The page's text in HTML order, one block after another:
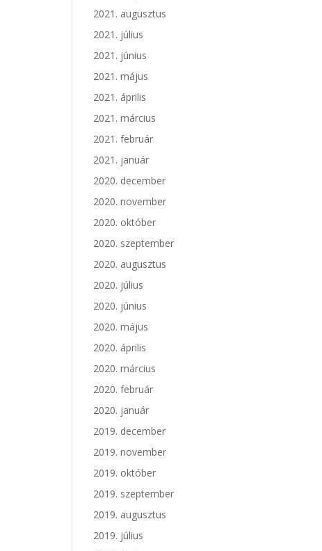
2021. augusztus
2021. július
2021. június
2021. május
2021. április
2021. március
2021. február
2021. január
2020. december
2020. november
2020. október
2020. szeptember
2020. augusztus
2020. július
2020. június
2020. május
2020. április
2020. március
2020. február
2020. január
2019. december
2019. november
2019. október
2019. szeptember
2019. augusztus
2019. július